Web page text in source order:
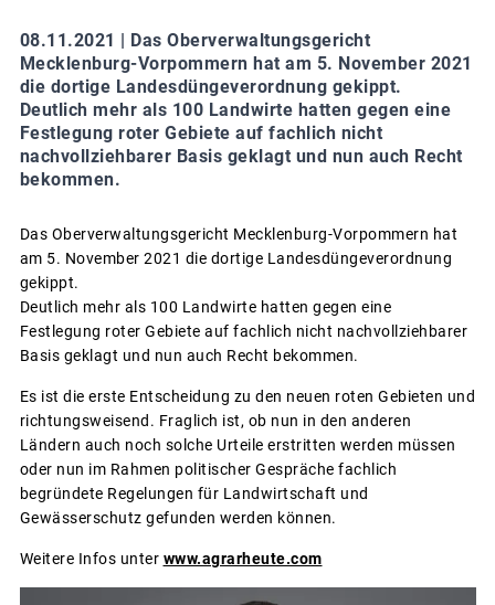
08.11.2021 |
Das Oberverwaltungsgericht
Mecklenburg-Vorpommern hat am 5. November 2021
die dortige Landesdüngeverordnung gekippt.
Deutlich mehr als 100 Landwirte hatten gegen eine
Festlegung roter Gebiete auf fachlich nicht
nachvollziehbarer Basis geklagt und nun auch Recht
bekommen.
Das Oberverwaltungsgericht Mecklenburg-Vorpommern hat
am 5. November 2021 die dortige Landesdüngeverordnung
gekippt.
Deutlich mehr als 100 Landwirte hatten gegen eine
Festlegung roter Gebiete auf fachlich nicht nachvollziehbarer
Basis geklagt und nun auch Recht bekommen.
Es ist die erste Entscheidung zu den neuen roten Gebieten und
richtungsweisend. Fraglich ist, ob nun in den anderen
Ländern auch noch solche Urteile erstritten werden müssen
oder nun im Rahmen politischer Gespräche fachlich
begründete Regelungen für Landwirtschaft und
Gewässerschutz gefunden werden können.
Weitere Infos unter www.agrarheute.com